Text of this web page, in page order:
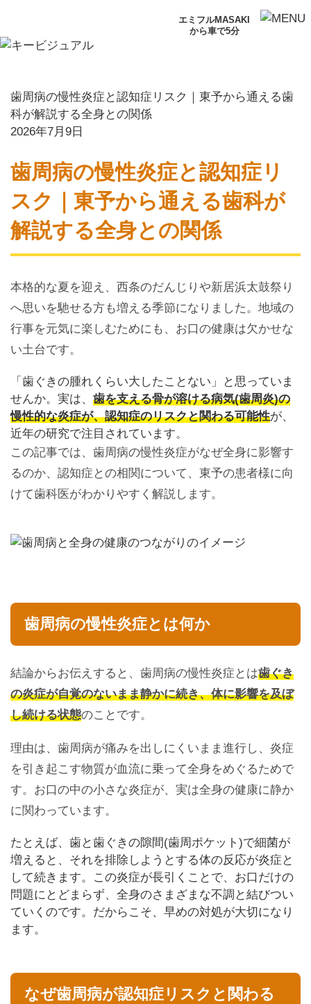
エミフルMASAKI
から車で5分
歯周病の慢性炎症と認知症リスク｜東予から通える歯
科が解説する全身との関係
2026年7月9日
歯周病の慢性炎症と認知症リ
スク｜東予から通える歯科が
解説する全身との関係
本格的な夏を迎え、西条のだんじりや新居浜太鼓祭り
へ思いを馳せる方も増える季節になりました。地域の
行事を元気に楽しむためにも、お口の健康は欠かせな
い土台です。
「歯ぐきの腫れくらい大したことない」と思っていま
せんか。実は、 歯を支える骨が溶ける病気(歯周炎)の
慢性的な炎症が、認知症のリスクと関わる可能性が、
近年の研究で注目されています。
この記事では、歯周病の慢性炎症がなぜ全身に影響す
るのか、認知症との相関について、東予の患者様に向
けて歯科医がわかりやすく解説します。
歯周病の慢性炎症とは何か
結論からお伝えすると、歯周病の慢性炎症とは歯ぐき
の炎症が自覚のないまま静かに続き、体に影響を及ぼ
し続ける状態のことです。
理由は、歯周病が痛みを出しにくいまま進行し、炎症
を引き起こす物質が血流に乗って全身をめぐるためで
す。お口の中の小さな炎症が、実は全身の健康に静か
に関わっています。
たとえば、歯と歯ぐきの隙間(歯周ポケット)で細菌が
増えると、それを排除しようとする体の反応が炎症と
して続きます。この炎症が長引くことで、お口だけの
問題にとどまらず、全身のさまざまな不調と結びつい
ていくのです。だからこそ、早めの対処が大切になり
ます。
なぜ歯周病が認知症リスクと関わる